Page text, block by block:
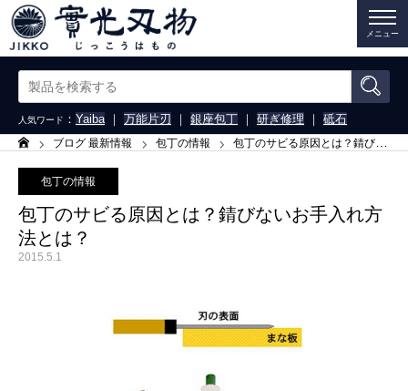
メニュー
人気ワード ： Yaiba｜ 万能片刃 ｜ 銀座包丁 ｜ 研ぎ修理 ｜ 砥石
ーム ブログ 最新情報 包丁の情報 包丁のサビる原因とは？錆びないお手入れ方法とは？
包丁の情報
包丁のサビる原因とは？錆びないお手入れ方
法とは？
2015.5.1